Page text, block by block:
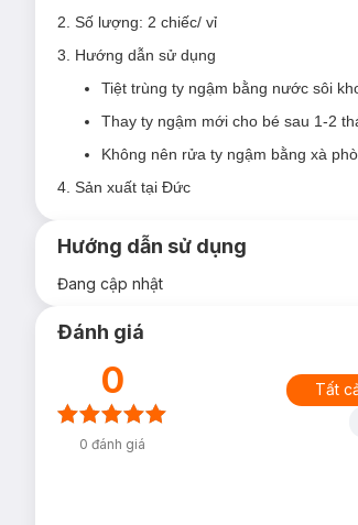
2. Số lượng: 2 chiếc/ vỉ
3. Hướng dẫn sử dụng
Tiệt trùng ty ngậm bằng nước sôi
Thay ty ngậm mới cho bé sau 1-2
Không nên rửa ty ngậm bằng xà
4. Sản xuất tại Đức
Hướng dẫn sử dụng
Đang cập nhật
Đánh giá
0
0 đánh giá
Tất